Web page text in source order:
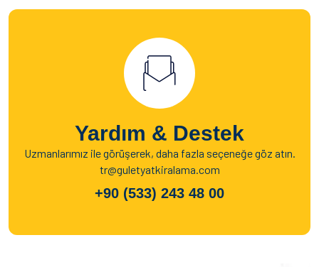
Yardım & Destek
Uzmanlarımız ile görüşerek, daha fazla seçeneğe göz atın.
tr@guletyatkiralama.com
+90 (533) 243 48 00